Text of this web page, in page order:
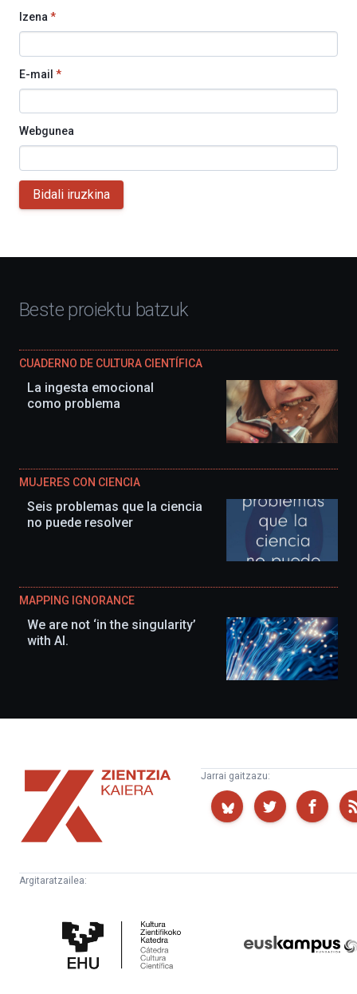
Izena*
E-mail *
Webgunea
Bidali iruzkina
Beste proiektu batzuk
CUADERNO DE CULTURA CIENTÍFICA
La ingesta emocional
como problema
MUJERES CON CIENCIA
Seis problemas que la ciencia
no puede resolver
MAPPING IGNORANCE
We are not ‘in the singularity’
with AI.
Zientzia
Kaiera
Jarrai gaitzazu:
Argitaratzailea:
Zientifikoko
Katedra